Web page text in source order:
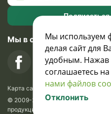
Подписаться
Мы в социальных сетях
Карта сайта
© 2009-2026 Krasavik.by.
продукция и сувениры с
Мы используем
делая сайт для
удобным. Нажав
соглашаетесь на
нами файлов
Отклонить